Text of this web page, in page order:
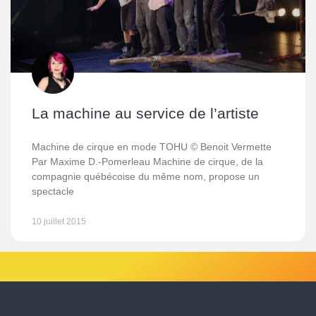
La machine au service de l’artiste
Machine de cirque en mode TOHU © Benoit Vermette
Par Maxime D.-Pomerleau Machine de cirque, de la
compagnie québécoise du même nom, propose un
spectacle
10 juillet 2015